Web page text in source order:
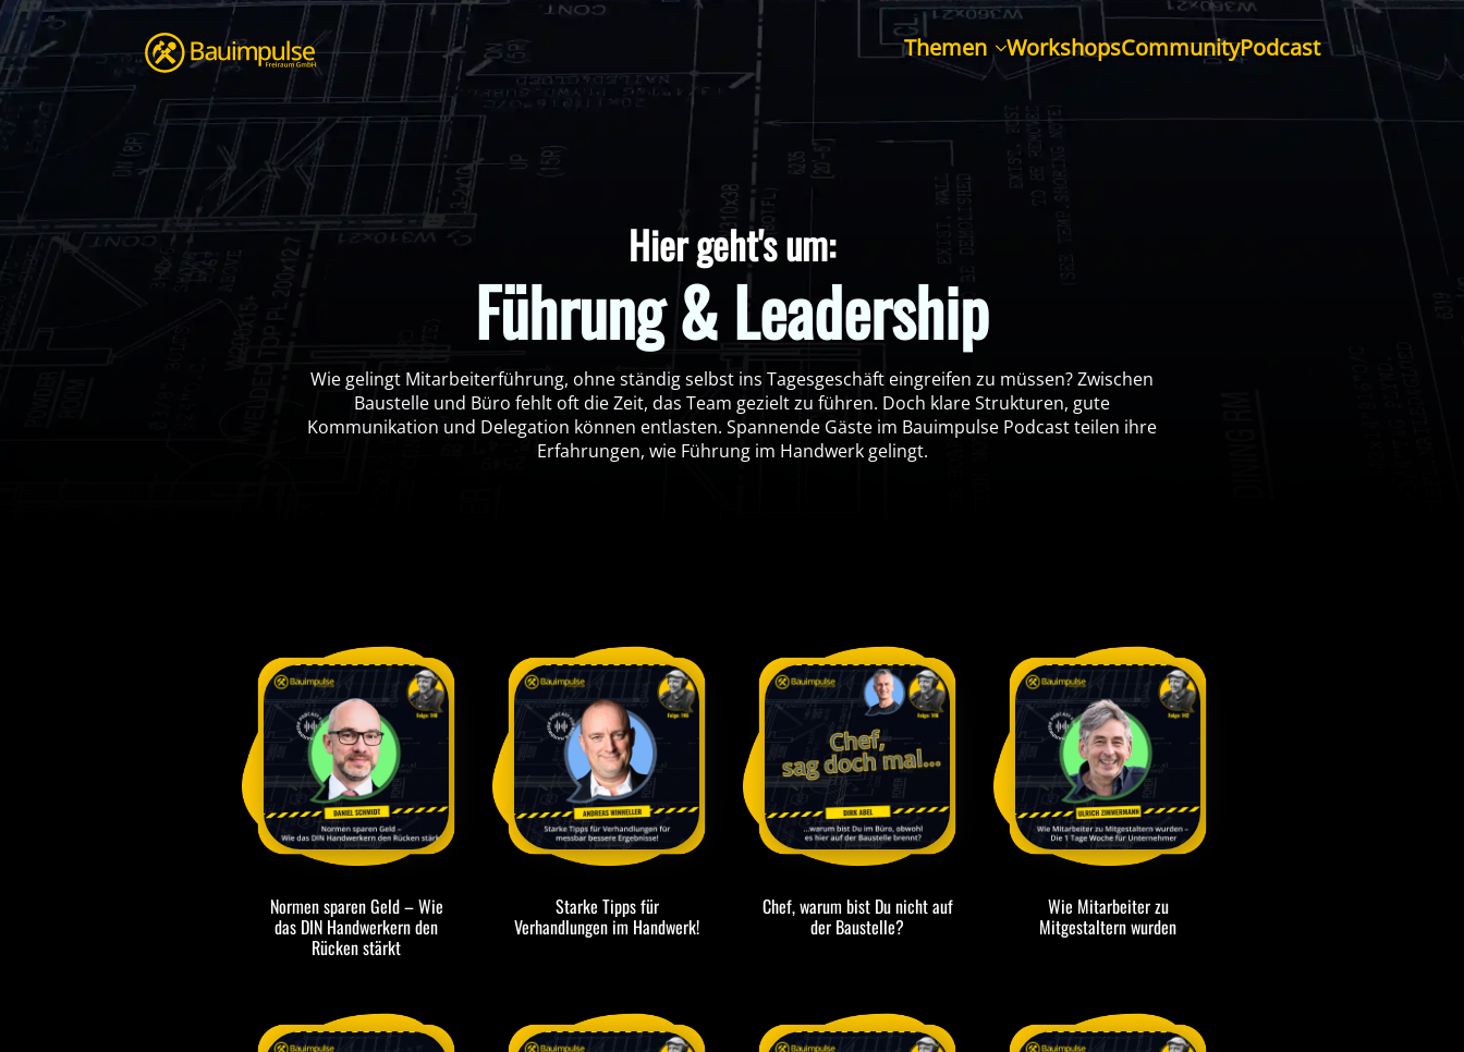
Themen WorkshopsCommunityPodcast
Hier geht's um:
Führung & Leadership
Wie gelingt Mitarbeiterführung, ohne ständig selbst ins Tagesgeschäft eingreifen zu müssen? Zwischen
Baustelle und Büro fehlt oft die Zeit, das Team gezielt zu führen. Doch klare Strukturen, gute
Kommunikation und Delegation können entlasten. Spannende Gäste im Bauimpulse Podcast teilen ihre
Erfahrungen, wie Führung im Handwerk gelingt.
Normen sparen Geld – Wie
das DIN Handwerkern den
Rücken stärkt
Starke Tipps für
Verhandlungen im Handwerk!
Chef, warum bist Du nicht auf
der Baustelle?
Wie Mitarbeiter zu
Mitgestaltern wurden